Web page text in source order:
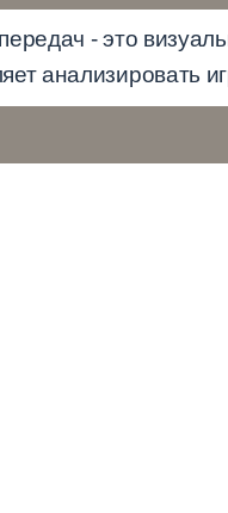
- это
анализировать